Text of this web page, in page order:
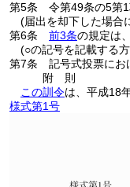
第5条
令第49条の5第
(届出を却下した場合
第6条
前3条の規定は
(○の記号を記載する
第7条
記号式投票にお
附 則
この訓令は、平成18
様式第1号